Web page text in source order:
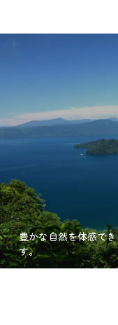
豊かな自然を体感で
す。